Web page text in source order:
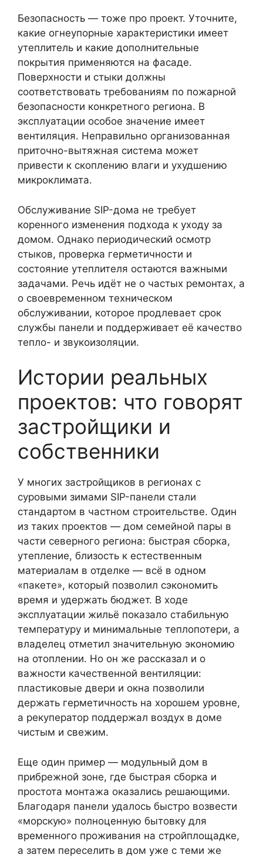
Безопасность — тоже про проект. Уточните,
какие огнеупорные характеристики имеет
утеплитель и какие дополнительные
покрытия применяются на фасаде.
Поверхности и стыки должны
соответствовать требованиям по пожарной
безопасности конкретного региона. В
эксплуатации особое значение имеет
вентиляция. Неправильно организованная
приточно-вытяжная система может
привести к скоплению влаги и ухудшению
микроклимата.
Обслуживание SIP-дома не требует
коренного изменения подхода к уходу за
домом. Однако периодический осмотр
стыков, проверка герметичности и
состояние утеплителя остаются важными
задачами. Речь идёт не о частых ремонтах, а
о своевременном техническом
обслуживании, которое продлевает срок
службы панели и поддерживает её качество
тепло- и звукоизоляции.
Истории реальных
проектов: что говорят
застройщики и
собственники
У многих застройщиков в регионах с
суровыми зимами SIP-панели стали
стандартом в частном строительстве. Один
из таких проектов — дом семейной пары в
части северного региона: быстрая сборка,
утепление, близость к естественным
материалам в отделке — всё в одном
«пакете», который позволил сэкономить
время и удержать бюджет. В ходе
эксплуатации жильё показало стабильную
температуру и минимальные теплопотери, а
владелец отметил значительную экономию
на отоплении. Но он же рассказал и о
важности качественной вентиляции:
пластиковые двери и окна позволили
держать герметичность на хорошем уровне,
а рекуператор поддержал воздух в доме
чистым и свежим.
Еще один пример — модульный дом в
прибрежной зоне, где быстрая сборка и
простота монтажа оказались решающими.
Благодаря панели удалось быстро возвести
«морскую» полноценную бытовку для
временного проживания на стройплощадке,
а затем переселить в дом уже с теми же